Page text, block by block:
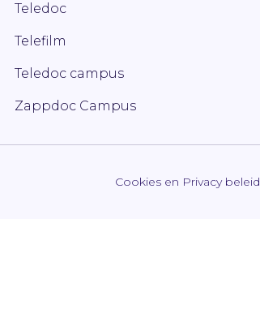
Teledoc
Telefilm
Teledoc campus
Zappdoc Campus
Cookies en Privacy beleid